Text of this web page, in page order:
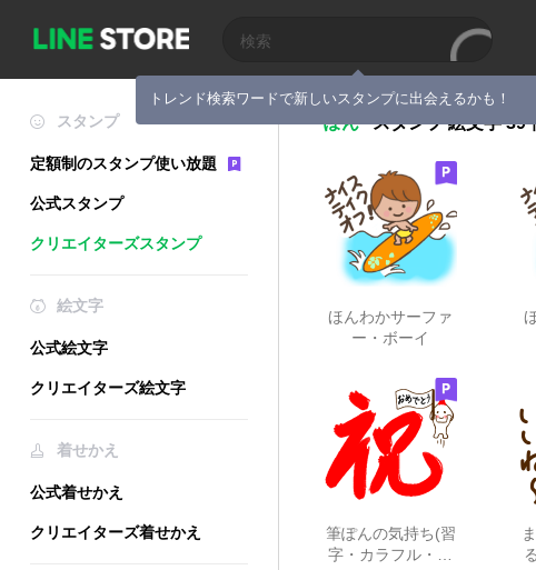
トレンド検索ワードで新しいスタンプに出会えるかも！
スタンプ
定額制のスタンプ使い放題
公式スタンプ
クリエイターズスタンプ
絵文字
公式絵文字
クリエイターズ絵文字
着せかえ
公式着せかえ
クリエイターズ着せかえ
ぽん スタンプ 絵文字 39
ほんわかサーファ
ー・ボーイ
筆ぽんの気持ち(習
字・カラフル・大